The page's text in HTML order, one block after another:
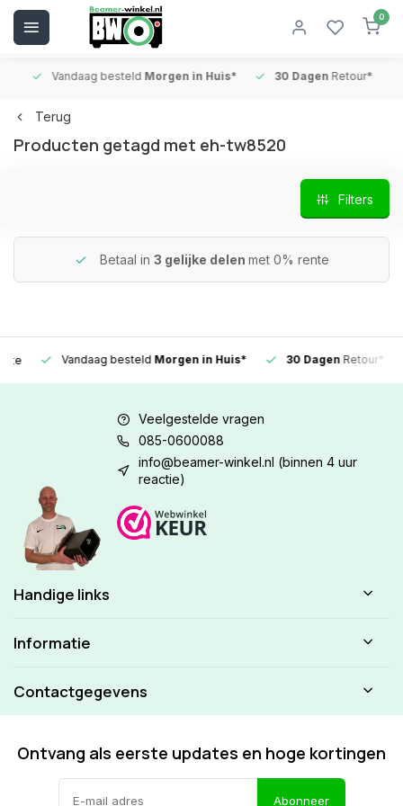
0
Vandaag besteldMorgen in Huis* 30 DagenRetour*
Terug
Producten getagd met eh-tw8520
Filters
Betaal in 3 gelijke delen met 0% rente
Vandaag besteldMorgen in Huis* 30 DagenRetour*
Veelgestelde vragen
085-0600088
info@beamer-winkel.nl (binnen 4 uur
reactie)
Handige links
Informatie
Contactgegevens
Ontvang als eerste updates en hoge kortingen
Abonneer